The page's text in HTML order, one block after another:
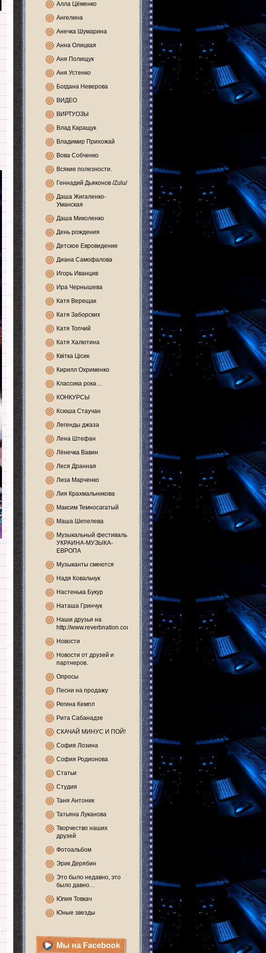
Алла Цёменко
Ангелина
Анечка Шумарина
Анна Олицкая
Аня Полищук
Аня Устенко
Богдана Неверова
ВИДЕО
ВИРТУОЗЫ
Влад Каращук
Владимир Прихожай
Вова Собченко
Всякие полезности.
Геннадий Дьяконов /Zulu/
Даша Жигаленко-
Уманская
Даша Миколенко
День рождения
Детское Евровидение
Диана Самофалова
Игорь Иванцив
Ира Чернышева
Катя Верещак
Катя Заборских
Катя Топчий
Катя Халютина
Квітка Цісик
Кирилл Охрименко
Классика рока…
КОНКУРСЫ
Ксюша Стаучан
Легенды джаза
Лена Штефан
Лёнечка Вавин
Леся Дранная
Лиза Марченко
Лия Крахмальникова
Максим Темносагатый
Маша Шепелева
Музыкальный фестиваль
УКРАИНА-МУЗЫКА-
ЕВРОПА
Музыканты смеются
Надя Ковальчук
Настенька Букур
Наташа Гринчук
Наши друзья на
http://www.reverbnation.com
Новости
Новости от друзей и
партнеров.
Опросы
Песни на продажу
Регина Кемпл
Рита Сабанадзе
СКАЧАЙ МИНУС И ПОЙ!
София Лозина
София Родионова
Статьи
Студия
Таня Антоник
Татьяна Луканова
Творчество наших
друзей
Фотоальбом
Эрик Дерябин
Это было недавно, это
было давно…
Юлия Товкач
Юные звезды
Мы на Facebook